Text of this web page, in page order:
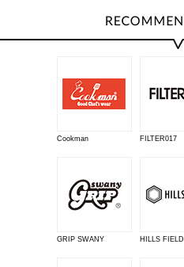
Cookman FILTER017
GRIP SWANY HILLS FIELD